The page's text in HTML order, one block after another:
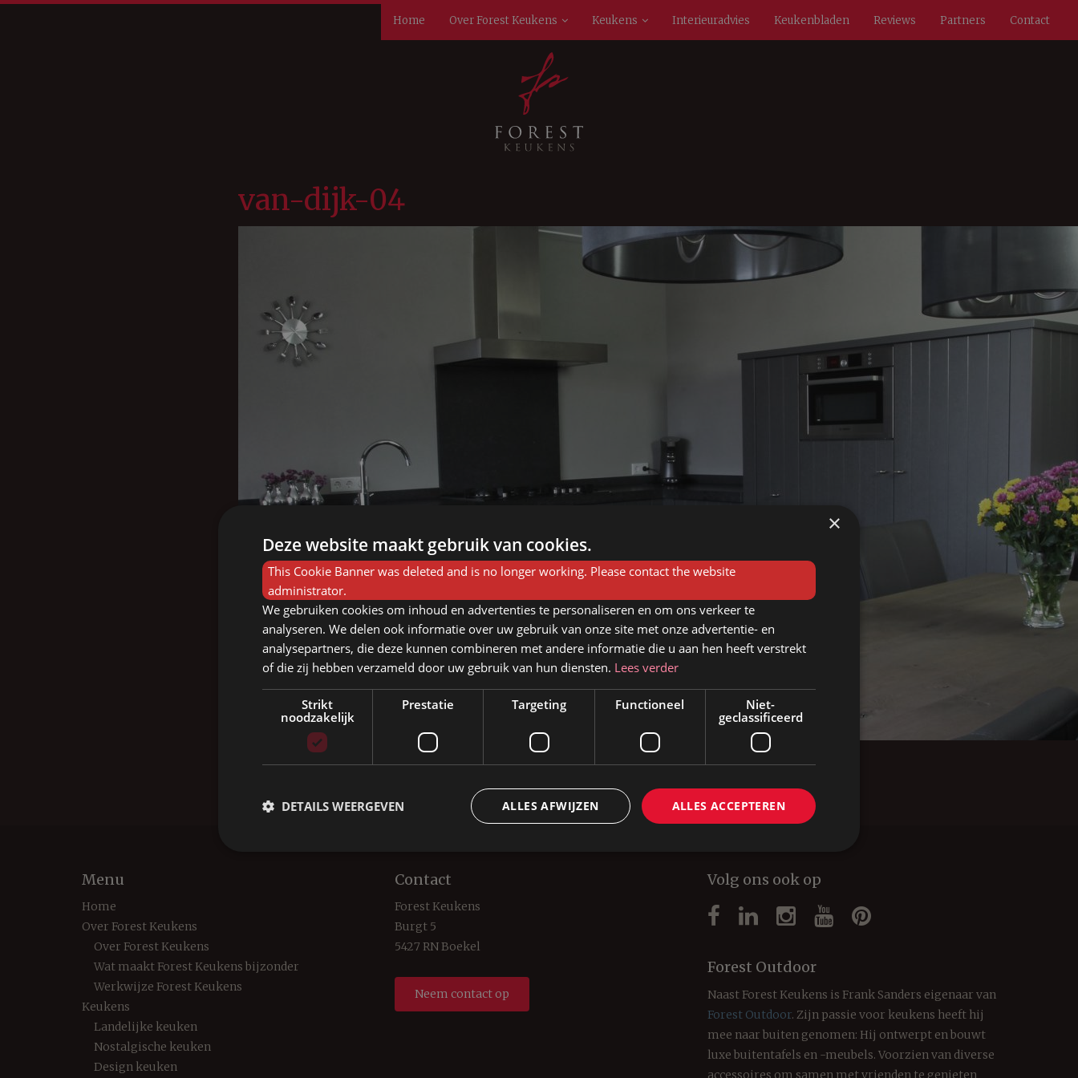
Home Over Forest Keukens Keukens Interieuradvies Keukenbladen Reviews Partners Contact
van-dijk-04
Home Keukens Landelijke keuken van-dijk-04
Menu
Home
Over Forest Keukens
Over Forest Keukens
Wat maakt Forest Keukens bijzonder
Werkwijze Forest Keukens
Keukens
Landelijke keuken
Nostalgische keuken
Design keuken
Contact
Forest Keukens
Burgt 5
5427 RN Boekel
Neem contact op
Volg ons ook op
Forest Outdoor
Naast Forest Keukens is Frank Sanders eigenaar van
Forest Outdoor. Zijn passie voor keukens heeft hij
mee naar buiten genomen: Hij ontwerpt en bouwt
luxe buitentafels en -meubels. Voorzien van diverse
accessoires om samen met vrienden te genieten
×
Deze website maakt gebruik van cookies.
This Cookie Banner was deleted and is no longer working. Please contact the website
administrator.
We gebruiken cookies om inhoud en advertenties te personaliseren en om ons verkeer te
analyseren. We delen ook informatie over uw gebruik van onze site met onze advertentie- en
analysepartners, die deze kunnen combineren met andere informatie die u aan hen heeft verstrekt
of die zij hebben verzameld door uw gebruik van hun diensten. Lees verder
Strikt
noodzakelijk
Prestatie Targeting Functioneel
Niet-
geclassificeerd
ALLES ACCEPTEREN
ALLES AFWIJZEN
DETAILS WEERGEVEN